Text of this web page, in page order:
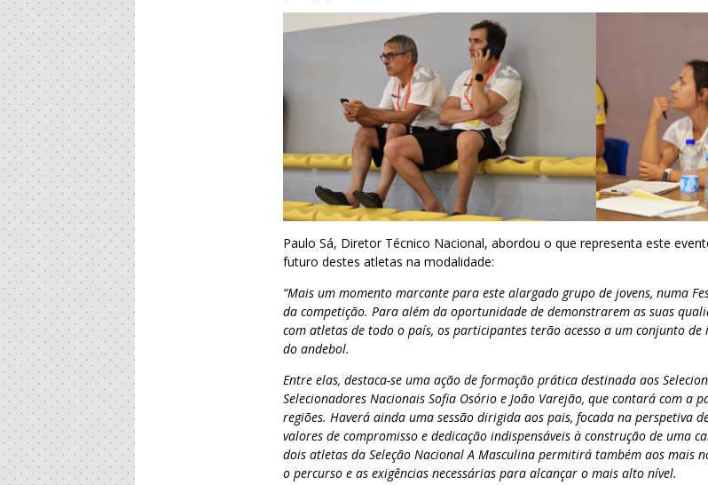
Paulo Sá, Diretor Técnico Nacional, abordou o que representa este
futuro destes atletas na modalidade:
“Mais um momento marcante para este alargado grupo de jovens, numa
da competição. Para além da oportunidade de demonstrarem as suas
com atletas de todo o país, os participantes terão acesso a um conjunto
do andebol.
Entre elas, destaca-se uma ação de formação prática destinada aos
Selecionadores Nacionais Sofia Osório e João Varejão, que contará com a
regiões. Haverá ainda uma sessão dirigida aos pais, focada na perspetiva
valores de compromisso e dedicação indispensáveis à construção de uma
dois atletas da Seleção Nacional A Masculina permitirá também aos mais
o percurso e as exigências necessárias para alcançar o mais alto nível.